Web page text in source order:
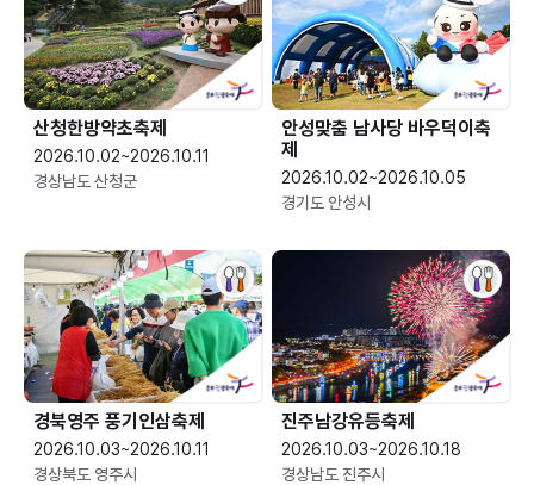
산청한방약초축제
2026.10.02~2026.10.11
경상남도 산청군
안성맞춤 남사당 바우덕이축
제
2026.10.02~2026.10.05
경기도 안성시
경북영주 풍기인삼축제
2026.10.03~2026.10.11
경상북도 영주시
진주남강유등축제
2026.10.03~2026.10.18
경상남도 진주시